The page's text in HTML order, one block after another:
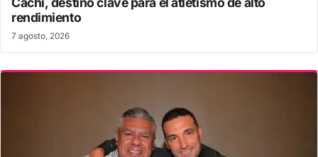
rendimiento
7 agosto, 2026